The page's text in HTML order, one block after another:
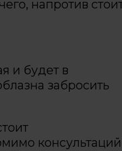
напротив
и будет в
забросить